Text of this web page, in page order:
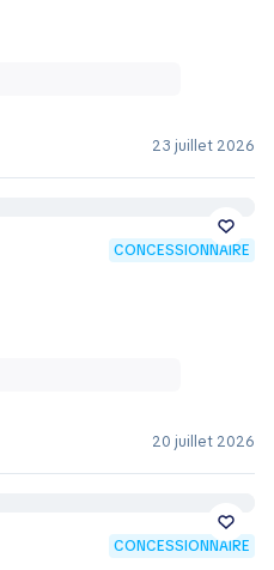
23 juillet 2026
CONCESSIONNAIRE
20 juillet 2026
CONCESSIONNAIRE